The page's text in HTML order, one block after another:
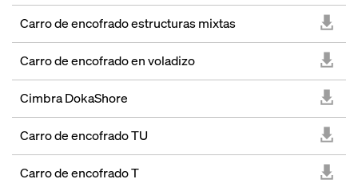
Carro de encofrado estructuras mixtas
Carro de encofrado en voladizo
Cimbra DokaShore
Carro de encofrado TU
Carro de encofrado T